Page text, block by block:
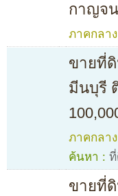
กาญจ
ภาคกลาง
ขายที่
มีนบุรี
ภาคกลาง
ค้นหา :
ขายที่